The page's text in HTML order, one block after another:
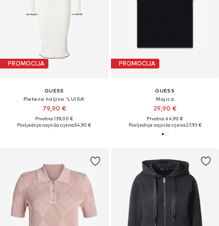
PROMOCIJA
GUESS
Pletena haljina 'LUISA'
79,90 €
Prvotno: 139,00 €
Posljednja najniža cijena:54,90 €
PROMOCIJA
GUESS
Majica
29,90 €
Prvotno: 44,90 €
Posljednja najniža cijena:27,93 €